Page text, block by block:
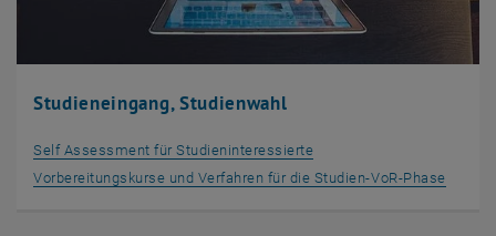
Studieneingang, Studienwahl
Self Assessment für Studieninteressierte
Vorbereitungskurse und Verfahren für die Studien-VoR-Phase